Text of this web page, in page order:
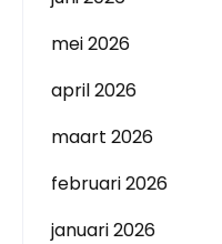
mei 2026
april 2026
maart 2026
februari 2026
januari 2026